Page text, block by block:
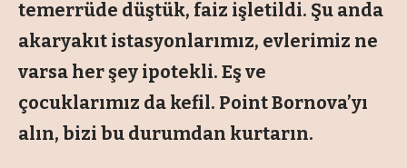
temerrüde düştük, faiz işletildi. Şu anda
akaryakıt istasyonlarımız, evlerimiz ne
varsa her şey ipotekli. Eş ve
çocuklarımız da kefil. Point Bornova’yı
alın, bizi bu durumdan kurtarın.